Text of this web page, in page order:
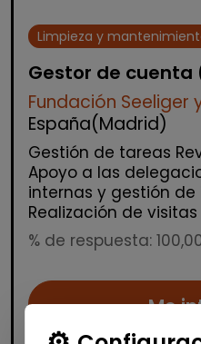
Limpieza y
Gestor de
Fundación Seeliger
España(Madrid)
Gestión de tareas
Apoyo a las
internas y gestión
Realización de
% de respuesta:
Me